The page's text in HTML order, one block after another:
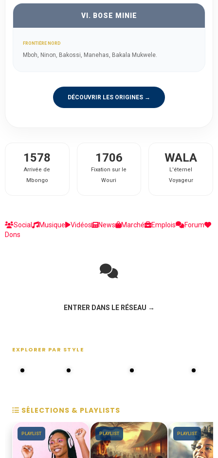
VI. BOSE MINIE
FRONTIÈRE NORD
Mboh, Ninon, Bakossi, Manehas, Bakala Mukwele.
DÉCOUVRIR LES ORIGINES →
1578
Arrivée de
Mbongo
1706
Fixation sur le
Wouri
WALA
L'éternel
Voyageur
Social Musique Vidéos News Marché Emplois
Forum
Dons
ENTRER DANS LE RÉSEAU →
EXPLORER PAR STYLE
SÉLECTIONS & PLAYLISTS
PLAYLIST PLAYLIST PLAYLIST